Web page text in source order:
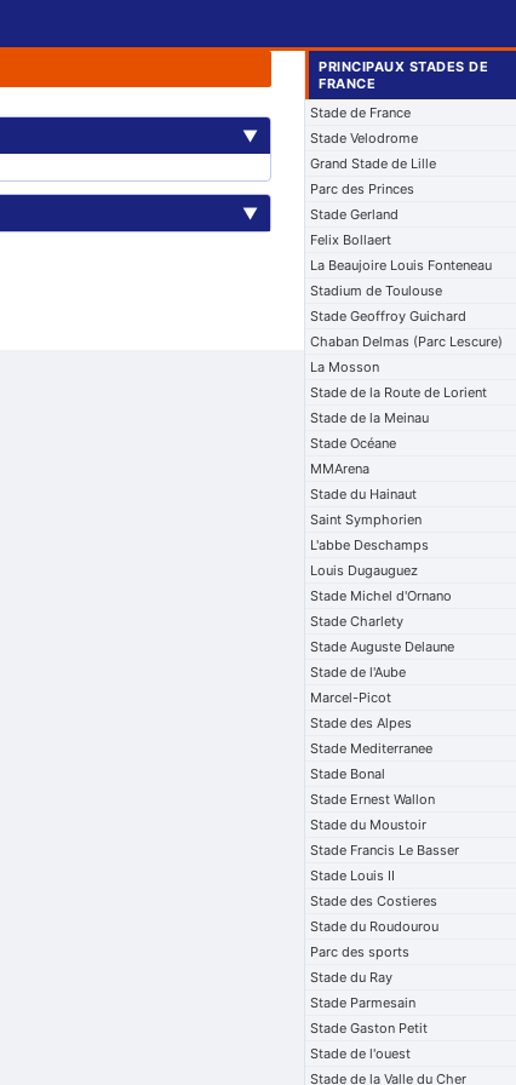
▼
▼
PRINCIPAUX STADES DE
FRANCE
Stade de France
Stade Velodrome
Grand Stade de Lille
Parc des Princes
Stade Gerland
Felix Bollaert
La Beaujoire Louis Fonteneau
Stadium de Toulouse
Stade Geoffroy Guichard
Chaban Delmas (Parc Lescure)
La Mosson
Stade de la Route de Lorient
Stade de la Meinau
Stade Océane
MMArena
Stade du Hainaut
Saint Symphorien
L'abbe Deschamps
Louis Dugauguez
Stade Michel d'Ornano
Stade Charlety
Stade Auguste Delaune
Stade de l'Aube
Marcel-Picot
Stade des Alpes
Stade Mediterranee
Stade Bonal
Stade Ernest Wallon
Stade du Moustoir
Stade Francis Le Basser
Stade Louis II
Stade des Costieres
Stade du Roudourou
Parc des sports
Stade du Ray
Stade Parmesain
Stade Gaston Petit
Stade de l'ouest
Stade de la Valle du Cher